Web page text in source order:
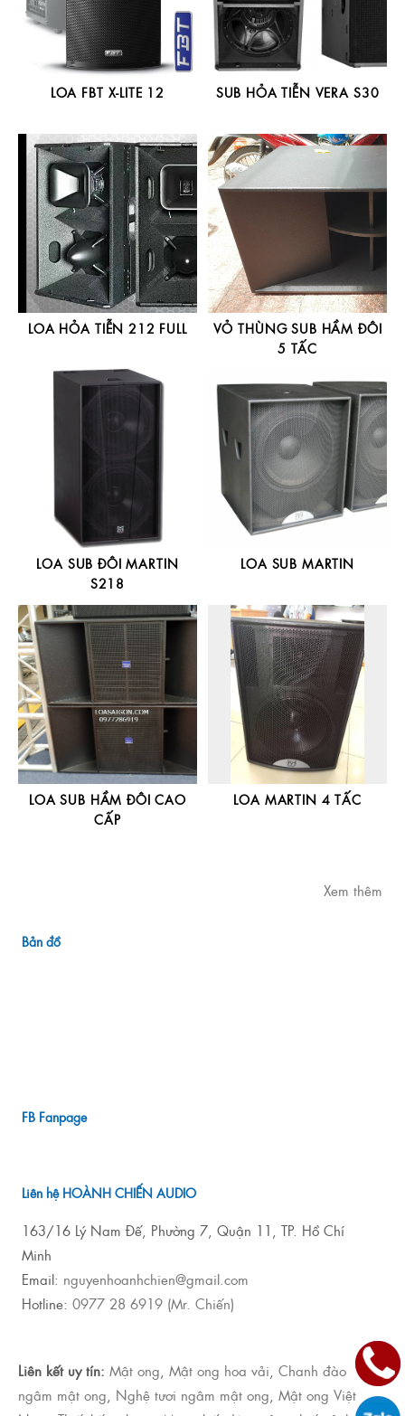
LOA FBT X-LITE 12 SUB HỎA TIỄN VERA S30
LOA HỎA TIỄN 212 FULL
VỎ THÙNG SUB HẦM ĐÔI
5 TẤC
LOA SUB ĐÔI MARTIN
S218
LOA SUB MARTIN
LOA SUB HẦM ĐÔI CAO
CẤP
LOA MARTIN 4 TẤC
Xem thêm
Bản đồ
FB Fanpage
Liên hệ HOÀNH CHIẾN AUDIO
163/16 Lý Nam Đế, Phường 7, Quận 11, TP. Hồ Chí
Minh
Email: nguyenhoanhchien@gmail.com
Hotline: 0977 28 6919 (Mr. Chiến)
Liên kết uy tín: Mật ong Mật ong hoa vải Chanh đào
ngâm mật ong Nghệ tươi ngâm mật ong Mật ong Việt